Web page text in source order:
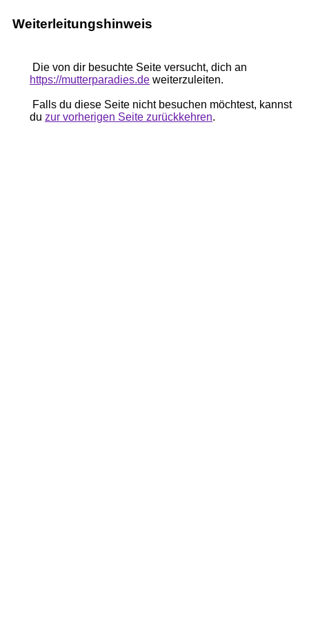
Weiterleitungshinweis
Die von dir besuchte Seite versucht, dich an
https://mutterparadies.de weiterzuleiten.
Falls du diese Seite nicht besuchen möchtest, kannst
du zur vorherigen Seite zurückkehren.